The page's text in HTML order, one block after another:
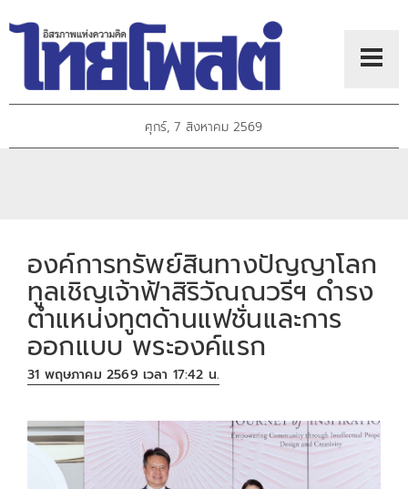
ศุกร์, 7 สิงหาคม 2569
องค์การทรัพย์สินทางปัญญาโลก
ทูลเชิญเจ้าฟ้าสิริวัณณวรีฯ ดำรง
ตำแหน่งทูตด้านแฟชั่นและการ
ออกแบบ พระองค์แรก
31 พฤษภาคม 2569 เวลา 17:42 น.